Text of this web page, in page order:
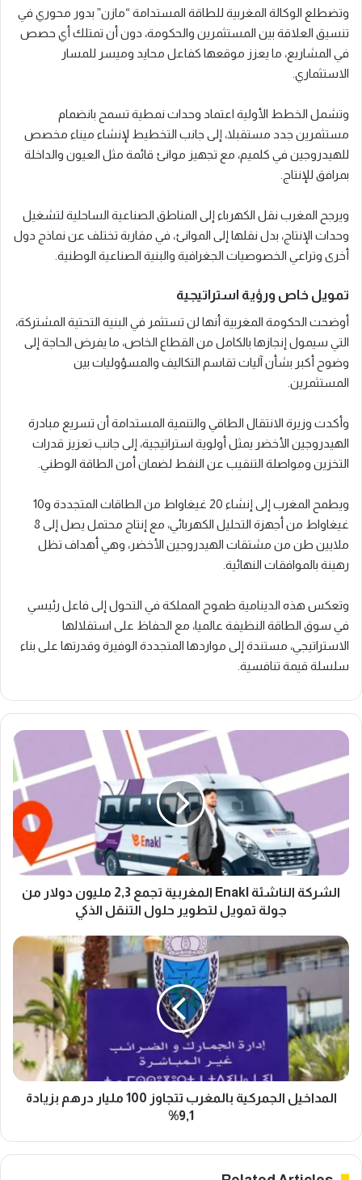
وتضطلع الوكالة المغربية للطاقة المستدامة “مازن” بدور محوري في
تنسيق العلاقة بين المستثمرين والحكومة، دون أن تمتلك أي حصص
في المشاريع، ما يعزز موقعها كفاعل محايد وميسر للمسار
الاستثماري.
وتشمل الخطط الأولية اعتماد وحدات نمطية تسمح بانضمام
مستثمرين جدد مستقبلا، إلى جانب التخطيط لإنشاء ميناء مخصص
للهيدروجين في كلميم، مع تجهيز موانئ قائمة مثل العيون والداخلة
بمرافق للإنتاج.
ويرجح المغرب نقل الكهرباء إلى المناطق الصناعية الساحلية لتشغيل
وحدات الإنتاج، بدل نقلها إلى الموانئ، في مقاربة تختلف عن نماذج دول
أخرى وتراعي الخصوصيات الجغرافية والبنية الصناعية الوطنية.
تمويل خاص ورؤية استراتيجية
أوضحت الحكومة المغربية أنها لن تستثمر في البنية التحتية المشتركة،
التي سيمول إنجازها بالكامل من القطاع الخاص، ما يفرض الحاجة إلى
وضوح أكبر بشأن آليات تقاسم التكاليف والمسؤوليات بين
المستثمرين.
وأكدت وزيرة الانتقال الطاقي والتنمية المستدامة أن تسريع مبادرة
الهيدروجين الأخضر يمثل أولوية استراتيجية، إلى جانب تعزيز قدرات
التخزين ومواصلة التنقيب عن النفط لضمان أمن الطاقة الوطني.
ويطمح المغرب إلى إنشاء 20 غيغاواط من الطاقات المتجددة و10
غيغاواط من أجهزة التحليل الكهربائي، مع إنتاج محتمل يصل إلى 8
ملايين طن من مشتقات الهيدروجين الأخضر، وهي أهداف تظل
رهينة بالموافقات النهائية.
وتعكس هذه الدينامية طموح المملكة في التحول إلى فاعل رئيسي
في سوق الطاقة النظيفة عالميا، مع الحفاظ على استقلالها
الاستراتيجي، مستندة إلى مواردها المتجددة الوفيرة وقدرتها على بناء
سلسلة قيمة تنافسية.
الشركة
الناشئة
Enakl
2,3
مليون
من
جولة
حلول
التنقل
الشركة الناشئة Enakl المغربية تجمع 2,3 مليون دولار من
جولة تمويل لتطوير حلول التنقل الذكي
المداخيل
الجمركية
تتجاوز
100
مليار
درهم
بزيادة
9,1%
المداخيل الجمركية بالمغرب تتجاوز 100 مليار درهم بزيادة
9,1%